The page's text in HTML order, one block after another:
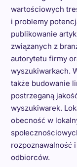
wartościowych
i problemy
publikowanie
związanych z
autorytetu firmy
wyszukiwarkach.
także budowanie
postrzeganą
wyszukiwarek.
obecność w
rozpoznawalność
odbiorców.